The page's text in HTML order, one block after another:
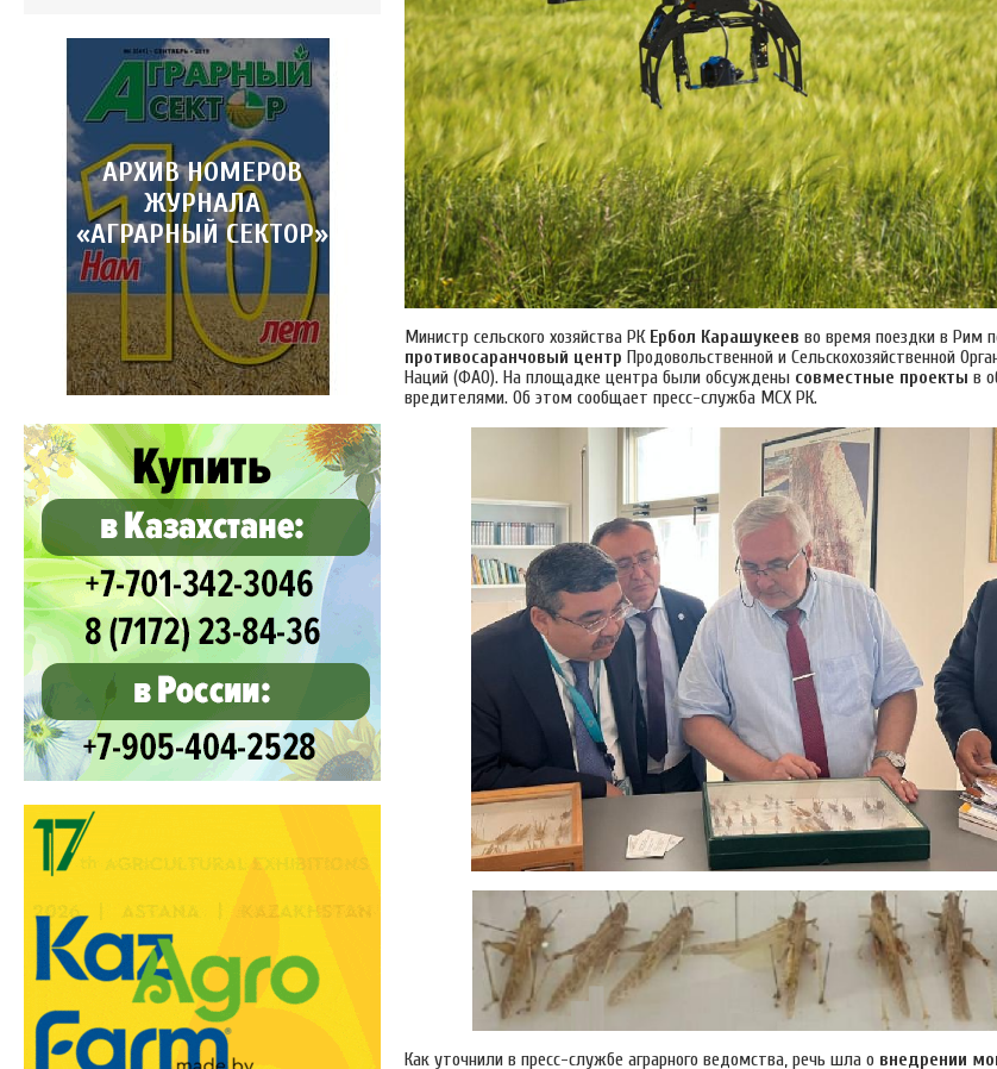
АРХИВ НОМЕРОВ
ЖУРНАЛА
«АГРАРНЫЙ СЕКТОР»
Министр сельского хозяйства РК Ербол Карашукеев во время поездки в Рим
противосаранчовый центр Продовольственной и Сельскохозяйственной
Наций (ФАО). На площадке центра были обсуждены совместные проекты в
вредителями. Об этом сообщает пресс-служба МСХ РК.
Как уточнили в пресс-службе аграрного ведомства, речь шла о внедрении